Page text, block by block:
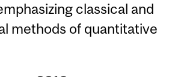
classical and
methods of quantitative